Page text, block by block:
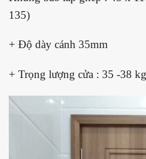
135)
+ Độ dày cánh 35mm
+ Trọng lượng cửa : 35 -38